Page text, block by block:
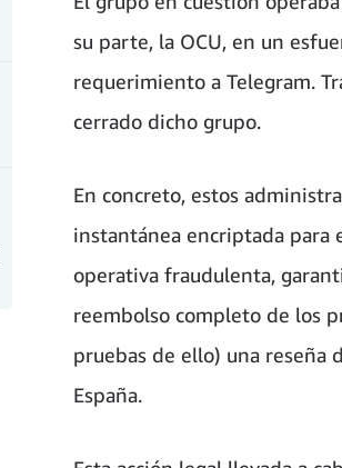
su parte, la OCU, en un
requerimiento a Telegram.
cerrado dicho grupo.
En concreto, estos
instantánea encriptada para
operativa fraudulenta,
reembolso completo de los
pruebas de ello) una reseña
España.